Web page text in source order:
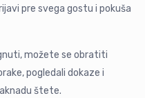
pre svega gostu i pokuša
možete se obratiti
pogledali dokaze i
štete.